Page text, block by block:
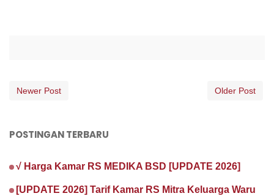
Newer Post Older Post
POSTINGAN TERBARU
√ Harga Kamar RS MEDIKA BSD [UPDATE 2026]
[UPDATE 2026] Tarif Kamar RS Mitra Keluarga Waru